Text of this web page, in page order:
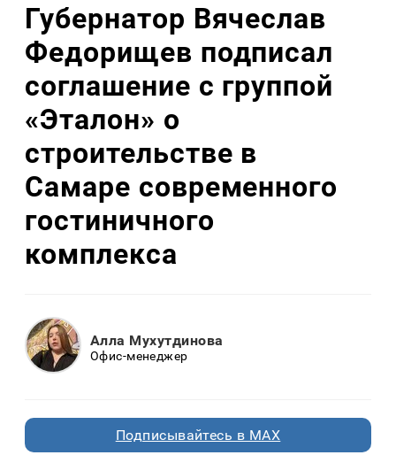
Губернатор Вячеслав
Федорищев подписал
соглашение с группой
«Эталон» о
строительстве в
Самаре современного
гостиничного
комплекса
Алла Мухутдинова
Офис-менеджер
Подписывайтесь в MAX